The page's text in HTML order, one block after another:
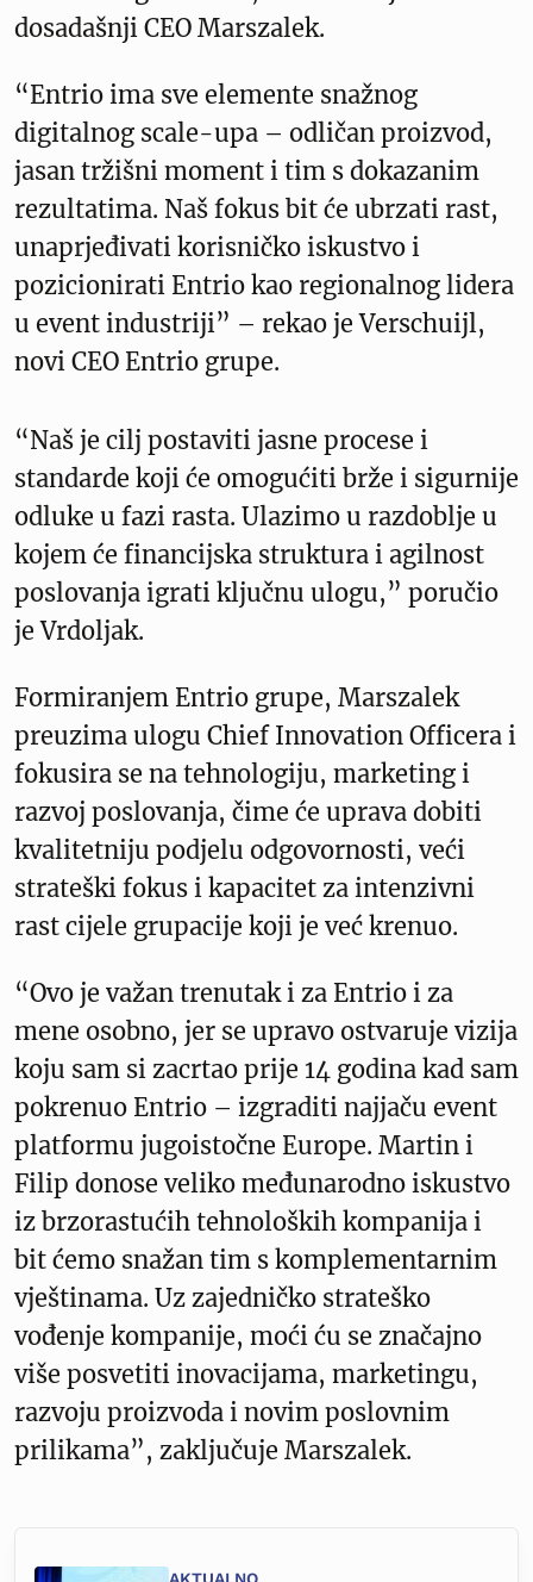
dosadašnji CEO Marszalek.
“Entrio ima sve elemente snažnog
digitalnog scale-upa – odličan proizvod,
jasan tržišni moment i tim s dokazanim
rezultatima. Naš fokus bit će ubrzati rast,
unaprjeđivati korisničko iskustvo i
pozicionirati Entrio kao regionalnog lidera
u event industriji” – rekao je Verschuijl,
novi CEO Entrio grupe.
“Naš je cilj postaviti jasne procese i
standarde koji će omogućiti brže i sigurnije
odluke u fazi rasta. Ulazimo u razdoblje u
kojem će financijska struktura i agilnost
poslovanja igrati ključnu ulogu,” poručio
je Vrdoljak.
Formiranjem Entrio grupe, Marszalek
preuzima ulogu Chief Innovation Officera i
fokusira se na tehnologiju, marketing i
razvoj poslovanja, čime će uprava dobiti
kvalitetniju podjelu odgovornosti, veći
strateški fokus i kapacitet za intenzivni
rast cijele grupacije koji je već krenuo.
“Ovo je važan trenutak i za Entrio i za
mene osobno, jer se upravo ostvaruje vizija
koju sam si zacrtao prije 14 godina kad sam
pokrenuo Entrio – izgraditi najjaču event
platformu jugoistočne Europe. Martin i
Filip donose veliko međunarodno iskustvo
iz brzorastućih tehnoloških kompanija i
bit ćemo snažan tim s komplementarnim
vještinama. Uz zajedničko strateško
vođenje kompanije, moći ću se značajno
više posvetiti inovacijama, marketingu,
razvoju proizvoda i novim poslovnim
prilikama”, zaključuje Marszalek.
AKTUALNO